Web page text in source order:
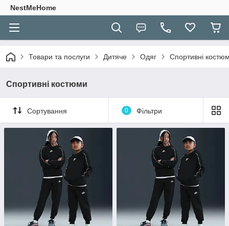
NestMeHome
Товари та послуги Дитяче Одяг Спортивні
Спортивні костюми
Сортування 0 Фільтри